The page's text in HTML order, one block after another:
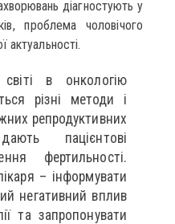
діагностують у
проблема чоловічого
актуальності.
в онкологію
різні методи і
репродуктивних
пацієнтові
фертильності.
– інформувати
негативний вплив
та запропонувати